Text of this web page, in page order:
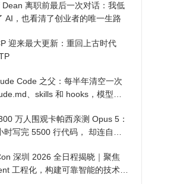
Dean 离职前最后一次对话：我低
AI，也看清了创业者的唯一生路
迎来最大更新：重回上古时代
Code 之父：每半年清空一次
、skills 和 hooks，模型自
万人围观卡帕西亲测 Opus 5：
时写完 5500 行代码， 却连自己
深圳 2026 全日程揭晓｜聚焦
工程化，构建可靠智能的技术路